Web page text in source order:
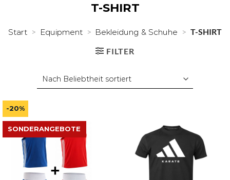
T-SHIRT
Start > Equipment > Bekleidung & Schuhe > T-SHIRT
FILTER
-20%
SONDERANGEBOTE